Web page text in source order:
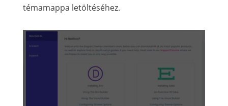
témamappa letöltéséhez.